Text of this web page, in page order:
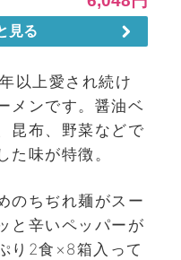
以上愛され続け
メンです。醤油ベ
昆布、野菜などで
た味が特徴。
のちぢれ麺がスー
と辛いペッパーが
り2食×8箱入って